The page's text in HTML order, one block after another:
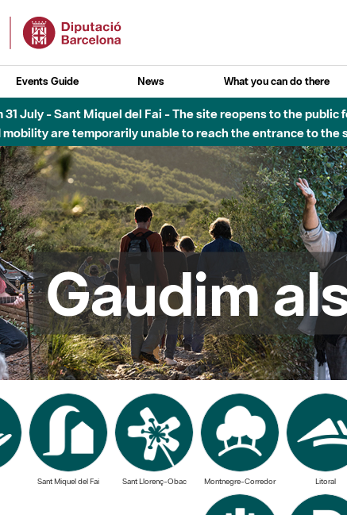
Events Guide News What you can do there
- Parc Fluvial Besòs - Afectacions a la llera del Parc
Gaudim
Sant Miquel del Fai Sant Llorenç-Obac Montnegre-Corredor